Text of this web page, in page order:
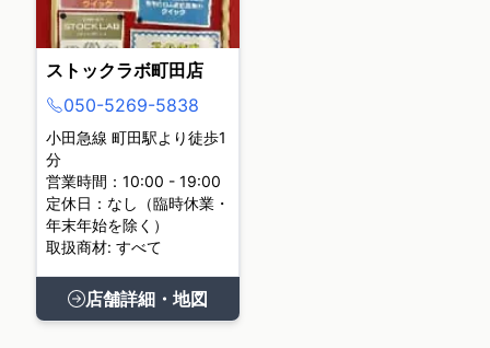
ストックラボ町田店
050-5269-5838
小田急線 町田駅より徒歩1
分
営業時間：10:00 - 19:00
定休日：なし（臨時休業・
年末年始を除く）
取扱商材: すべて
店舗詳細・地図